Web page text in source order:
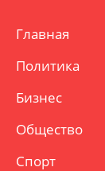
Главная
Политика
Бизнес
Общество
Спорт